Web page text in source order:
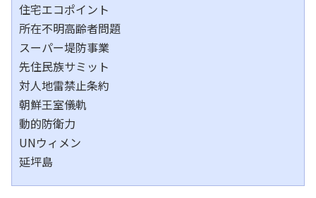
住宅エコポイント
所在不明高齢者問題
スーパー堤防事業
先住民族サミット
対人地雷禁止条約
朝鮮王室儀軌
動的防衛力
UNウィメン
延坪島